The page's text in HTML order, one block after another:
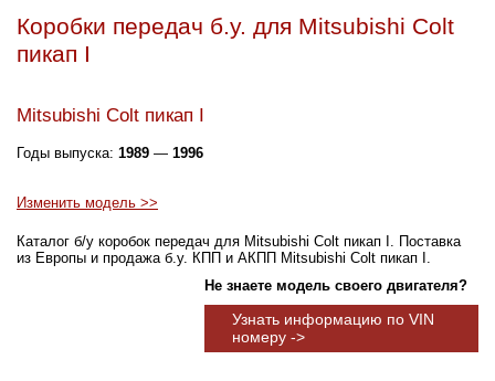
Коробки передач б.у. для Mitsubishi Colt
пикап I
Mitsubishi Colt пикап I
Годы выпуска: 1989 — 1996
Изменить модель >>
Каталог б/у коробок передач для Mitsubishi Colt пикап I. Поставка
из Европы и продажа б.у. КПП и АКПП Mitsubishi Colt пикап I.
Не знаете модель своего двигателя?
Узнать информацию по VIN
номеру ->